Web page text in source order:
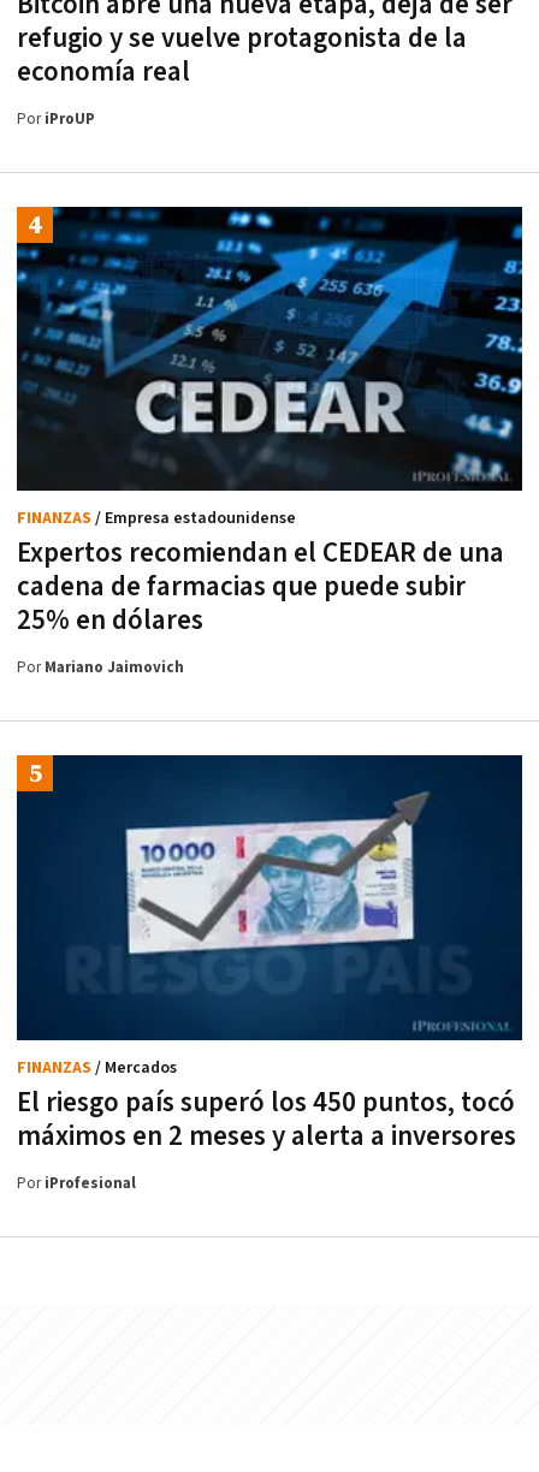
refugio y se vuelve protagonista de la
economía real
PoriProUP
Expertos recomiendan el CEDEAR de una
cadena de farmacias que puede subir
25% en dólares
FINANZAS / Empresa estadounidense
PorMariano Jaimovich
El riesgo país superó los 450 puntos, tocó
máximos en 2 meses y alerta a inversores
FINANZAS / Mercados
PoriProfesional